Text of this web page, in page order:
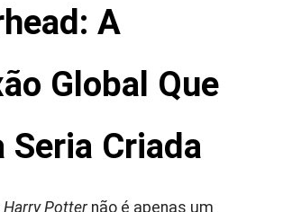
A
Global Que
Seria Criada
Harry Potternão é apenas um